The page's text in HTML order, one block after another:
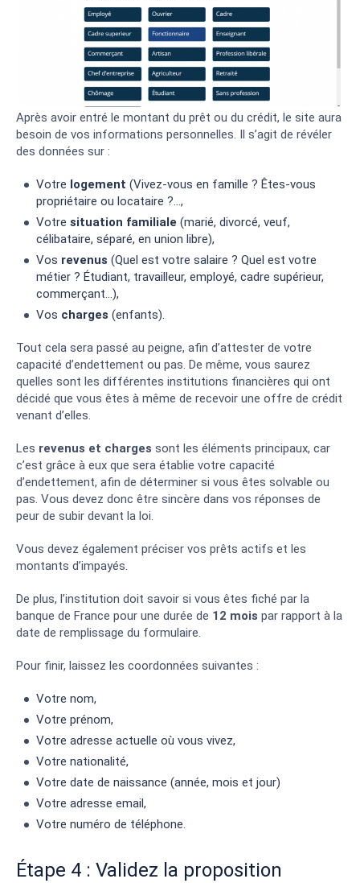
Après avoir entré le montant du prêt ou du crédit, le site aura
besoin de vos informations personnelles. Il s’agit de révéler
des données sur :
Votre logement (Vivez-vous en famille ? Êtes-vous
propriétaire ou locataire ?…,
Votre situation familiale (marié, divorcé, veuf,
célibataire, séparé, en union libre),
Vos revenus (Quel est votre salaire ? Quel est votre
métier ? Étudiant, travailleur, employé, cadre supérieur,
commerçant…),
Vos charges (enfants).
Tout cela sera passé au peigne, afin d’attester de votre
capacité d’endettement ou pas. De même, vous saurez
quelles sont les différentes institutions financières qui ont
décidé que vous êtes à même de recevoir une offre de crédit
venant d’elles.
Les revenus et charges sont les éléments principaux, car
c’est grâce à eux que sera établie votre capacité
d’endettement, afin de déterminer si vous êtes solvable ou
pas. Vous devez donc être sincère dans vos réponses de
peur de subir devant la loi.
Vous devez également préciser vos prêts actifs et les
montants d’impayés.
De plus, l’institution doit savoir si vous êtes fiché par la
banque de France pour une durée de 12 mois par rapport à la
date de remplissage du formulaire.
Pour finir, laissez les coordonnées suivantes :
Votre nom,
Votre prénom,
Votre adresse actuelle où vous vivez,
Votre nationalité,
Votre date de naissance (année, mois et jour)
Votre adresse email,
Votre numéro de téléphone.
Étape 4 : Validez la proposition